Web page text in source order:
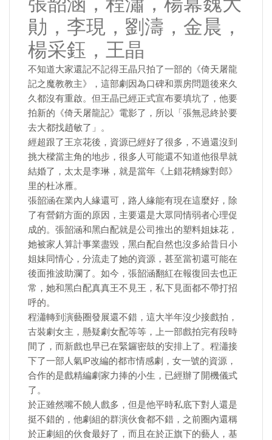
勛，李現，劉濤，金晨，
楊采鈺，王晶
不知道大家還記不記得王晶只拍了一部的《倚天屠龍
記之魔教教主》，這部劇因為口碑和票房問題後來久
久都沒有重啟。但王晶已經正式宣布要填坑了，他要
拍新的《倚天屠龍記》電影了，所以「張無忌終於要
去大都找趙敏了」。
經超跟了王京花後，資源已經好了很多，不過還沒到
挑大樑當主角的地步，很多人可能還不知道他很早就
結婚了，太太是李琳，就是當年《上錯花轎嫁對郎》
里的杜冰雁。
張韶涵在業內人緣還可，路人緣能有現在這麼好，除
了有營銷方面的原因，主要還是大眾同情弱者心理促
成的。張韶涵和黑白配就是公司推出的塑料姐妹花，
她被家人算計事業盡毀，黑白配自然也沒多給昔日小
姐妹同情心，分流走了她的資源，甚至當初還可能在
後面推波助瀾了。如今，張韶涵翻紅在報復回去也正
常，她和黑白配真真王不見王，私下見面都不帶打招
呼的。
程瀟轉到演藝圈發展還不錯，這大半年沒少接戲拍，
古裝劇女主，懸疑劇女配等等，上一部戲拍完有段時
間了，而新戲也早已在緊鑼密鼓的安排上了。程瀟接
下了一部人氣IP改編的都市情感劇，女一號的資源，
合作的是戲精編劇家力捧的小生，已經辦了開機儀式
了。
於正雖然嘴不饒人戲多，但是他平時私底下對人還是
挺不錯的，他劇組的群演伙食都不錯，之前圈內還稱
於正劇組的伙食最好了，而且在於正旗下的藝人，基